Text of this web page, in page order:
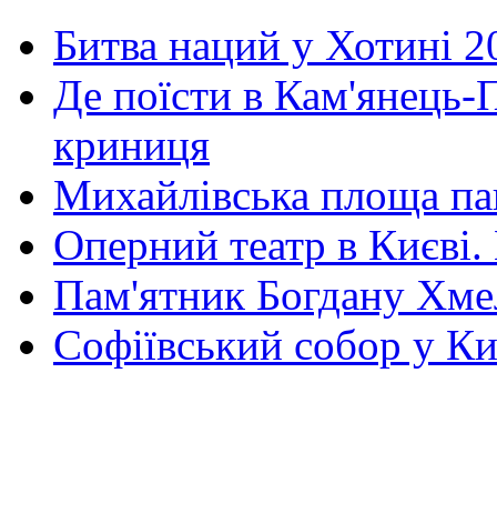
Битва наций у Хотині
Де поїсти в Кам'янець-
криниця
Михайлівська площа
Оперний театр в
Пам'ятник Богдану
Софіївський собор у